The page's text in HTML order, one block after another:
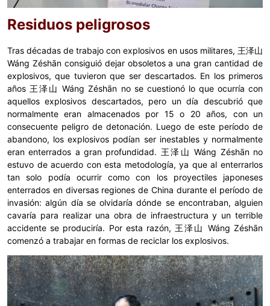
Residuos peligrosos
Tras décadas de trabajo con explosivos en usos militares, 王泽山
Wáng Zéshān consiguió dejar obsoletos a una gran cantidad de
explosivos, que tuvieron que ser descartados. En los primeros
años 王泽山 Wáng Zéshān no se cuestionó lo que ocurría con
aquellos explosivos descartados, pero un día descubrió que
normalmente eran almacenados por 15 o 20 años, con un
consecuente peligro de detonación. Luego de este período de
abandono, los explosivos podían ser inestables y normalmente
eran enterrados a gran profundidad. 王泽山 Wáng Zéshān no
estuvo de acuerdo con esta metodología, ya que al enterrarlos
tan solo podía ocurrir como con los proyectiles japoneses
enterrados en diversas regiones de China durante el período de
invasión: algún día se olvidaría dónde se encontraban, alguien
cavaría para realizar una obra de infraestructura y un terrible
accidente se produciría. Por esta razón, 王泽山 Wáng Zéshān
comenzó a trabajar en formas de reciclar los explosivos.